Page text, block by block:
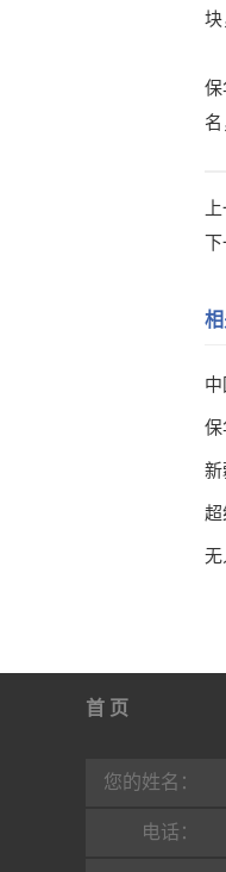
块
保
名
下
保
新
超
首 页
行业动态
您的姓名：
电话：